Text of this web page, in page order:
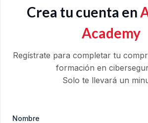
Crea tu cuenta en
Academy
Regístrate para completar tu
formación en
Solo te llevará un
Nombre